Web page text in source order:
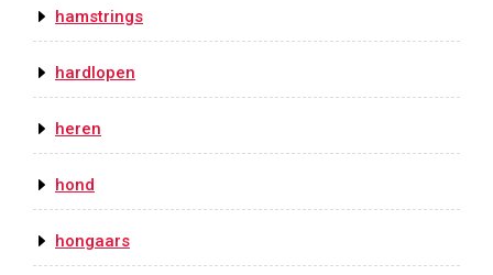
hamstrings
hardlopen
heren
hond
hongaars